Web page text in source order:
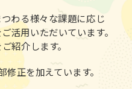
わる様々な課題に応じ
活用いただいています。
紹介します。
正を加えています。